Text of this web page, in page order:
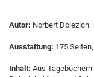
Autor: Norbert Dolezich
Ausstattung: 175
Inhalt: Aus